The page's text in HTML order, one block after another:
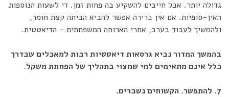
גדולה יותר. אבל חייבים להשקיע בה פחות זמן. די לשעות הנוספות
האין-סופיות. אם אין ברירה אפשר להביא הביתה קצת חומר,
ולהמשיך לעבוד בערב, אחרי הארוחה המשפחתית – הדיאטטית.
בהמשך המדור נביא גרסאות דיאטטיות רבות למאכלים שבדרך
כלל אינם מתאימים למי שמצוי בתהליך של הפחתת משקל.
7. להתפשר. הקשוחים נשברים.